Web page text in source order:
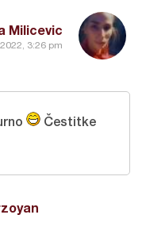
Milicevic
3:26 pm
Čestitke